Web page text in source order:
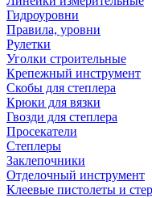
Гидроуровни
Правила, уровни
Рулетки
Уголки строительные
Крепежный инструмент
Скобы для степлера
Крюки для вязки
Гвозди для степлера
Просекатели
Степлеры
Заклепочники
Отделочный инструмент
Клеевые пистолеты и